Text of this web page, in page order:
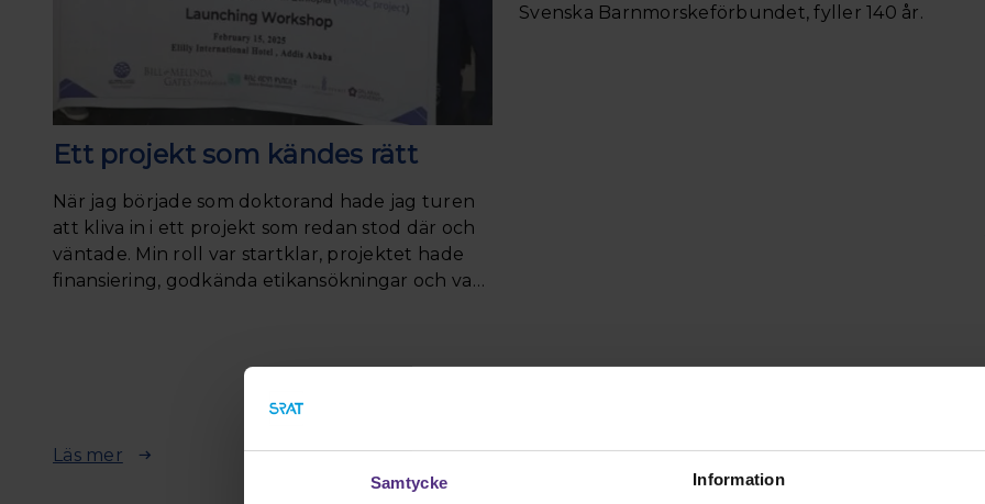
Samtycke Information
Ett projekt som kändes rätt
När jag började som doktorand hade jag turen
att kliva in i ett projekt som redan stod där och
väntade. Min roll var startklar, projektet hade
finansiering, godkända etikansökningar och var
intresset för global kvinnohälsa, övertygelsen
vård och nyfikenheten på vilken skillnad
sammanhållen vård under graviditet, födsel och
Läs mer
Svenska Barnmorskeförbundet, fyller 140 år.
Läs mer
Fler artiklar